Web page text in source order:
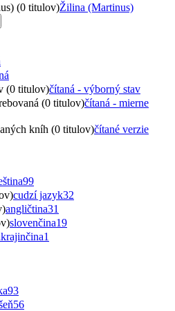
(0 titulov)Žilina (Martinus)
(0 titulov)čítaná - výborný stav
(0 titulov)čítaná - mierne
kníh (0 titulov)čítané verzie
99
cudzí jazyk32
angličtina31
slovenčina19
1
93
56